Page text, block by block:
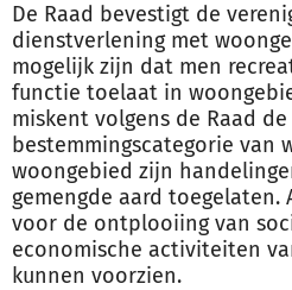
De Raad bevestigt de
dienstverlening met
mogelijk zijn dat men
functie toelaat in
miskent volgens de Raad
bestemmingscategorie van
woongebied zijn
gemengde aard toegelaten.
voor de ontplooiing van
economische activiteiten
kunnen voorzien.